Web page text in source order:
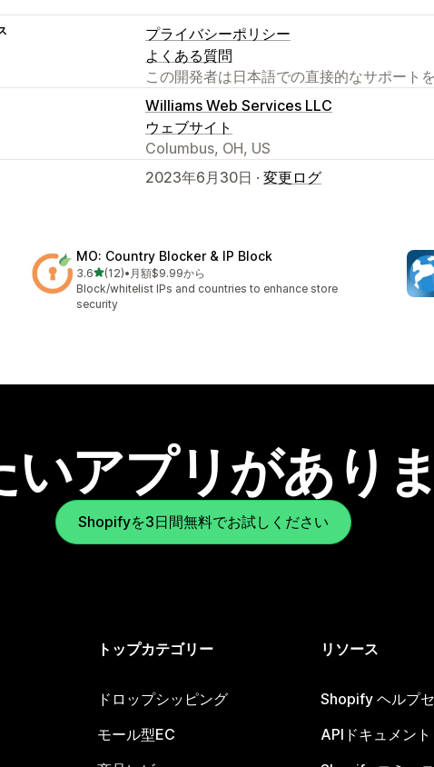
プライバシーポリシー
よくある質問
この開発者は日本語での直接的なサポート
Williams Web Services LLC
ウェブサイト
Columbus, OH, US
2023年6月30日 · 変更ログ
MO: Country Blocker & IP Block
3.65つ星中
(12)
合計レビュー数：12件
• 月額$9.99から
Block/whitelist IPs and countries to enhance store
security
アプリがあり
Shopifyを3日間無料でお試しください
トップカテゴリー
ドロップシッピング
モール型EC
リソース
Shopify ヘルプ
APIドキュメント